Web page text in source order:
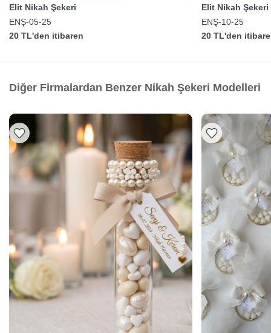
Elit Nikah Şekeri
ENŞ-05-25
20 TL'den itibaren
Elit Nikah Şekeri
ENŞ-10-25
20 TL'den
Diğer Firmalardan Benzer Nikah Şekeri Modelleri